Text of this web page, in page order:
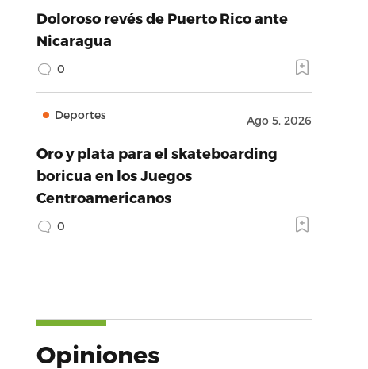
Doloroso revés de Puerto Rico ante
Nicaragua
0
Deportes Ago 5, 2026
Oro y plata para el skateboarding
boricua en los Juegos
Centroamericanos
0
Opiniones